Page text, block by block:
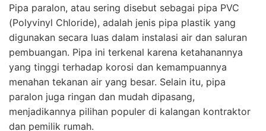
Pipa paralon, atau sering disebut sebagai pipa PVC
(Polyvinyl Chloride), adalah jenis pipa plastik yang
digunakan secara luas dalam instalasi air dan saluran
pembuangan. Pipa ini terkenal karena ketahanannya
yang tinggi terhadap korosi dan kemampuannya
menahan tekanan air yang besar. Selain itu, pipa
paralon juga ringan dan mudah dipasang,
menjadikannya pilihan populer di kalangan kontraktor
dan pemilik rumah.